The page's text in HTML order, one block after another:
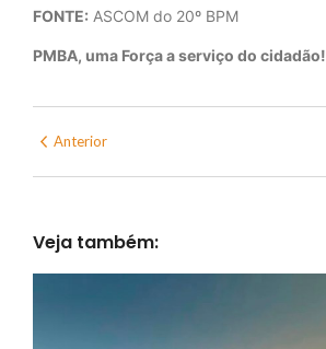
FONTE: ASCOM do 20º BPM
PMBA, uma Força a serviço do cidadão!
Anterior
Veja também: